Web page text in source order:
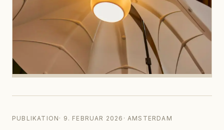
PUBLIKATION · 9. FEBRUAR 2026 ·AMSTERDAM